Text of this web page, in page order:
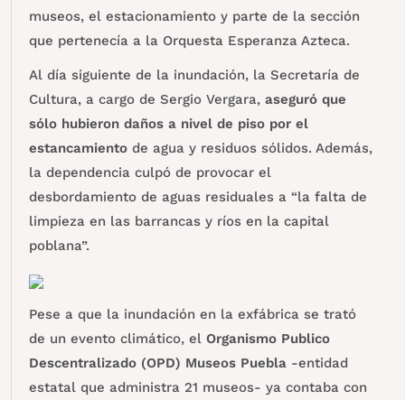
museos, el estacionamiento y parte de la sección
que pertenecía a la Orquesta Esperanza Azteca.
Al día siguiente de la inundación, la Secretaría de
Cultura, a cargo de Sergio Vergara,aseguró que
sólo hubieron daños a nivel de piso por el
estancamiento de agua y residuos sólidos. Además,
la dependencia culpó de provocar el
desbordamiento de aguas residuales a “la falta de
limpieza en las barrancas y ríos en la capital
poblana”.
Pese a que la inundación en la exfábrica se trató
de un evento climático, elOrganismo Publico
Descentralizado (OPD) Museos Puebla -entidad
estatal que administra 21 museos- ya contaba con